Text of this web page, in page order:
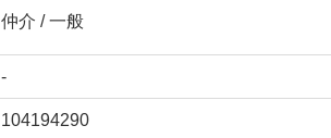
仲介 / 一般
-
104194290